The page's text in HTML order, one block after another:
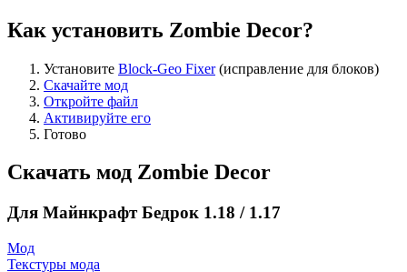
Как установить Zombie Decor?
Установите Block-Geo Fixer(исправление для блоков)
Скачайте мод
Откройте файл
Активируйте его
Готово
Скачать мод Zombie Decor
Для Майнкрафт Бедрок 1.18 / 1.17
Мод
Текстуры мода